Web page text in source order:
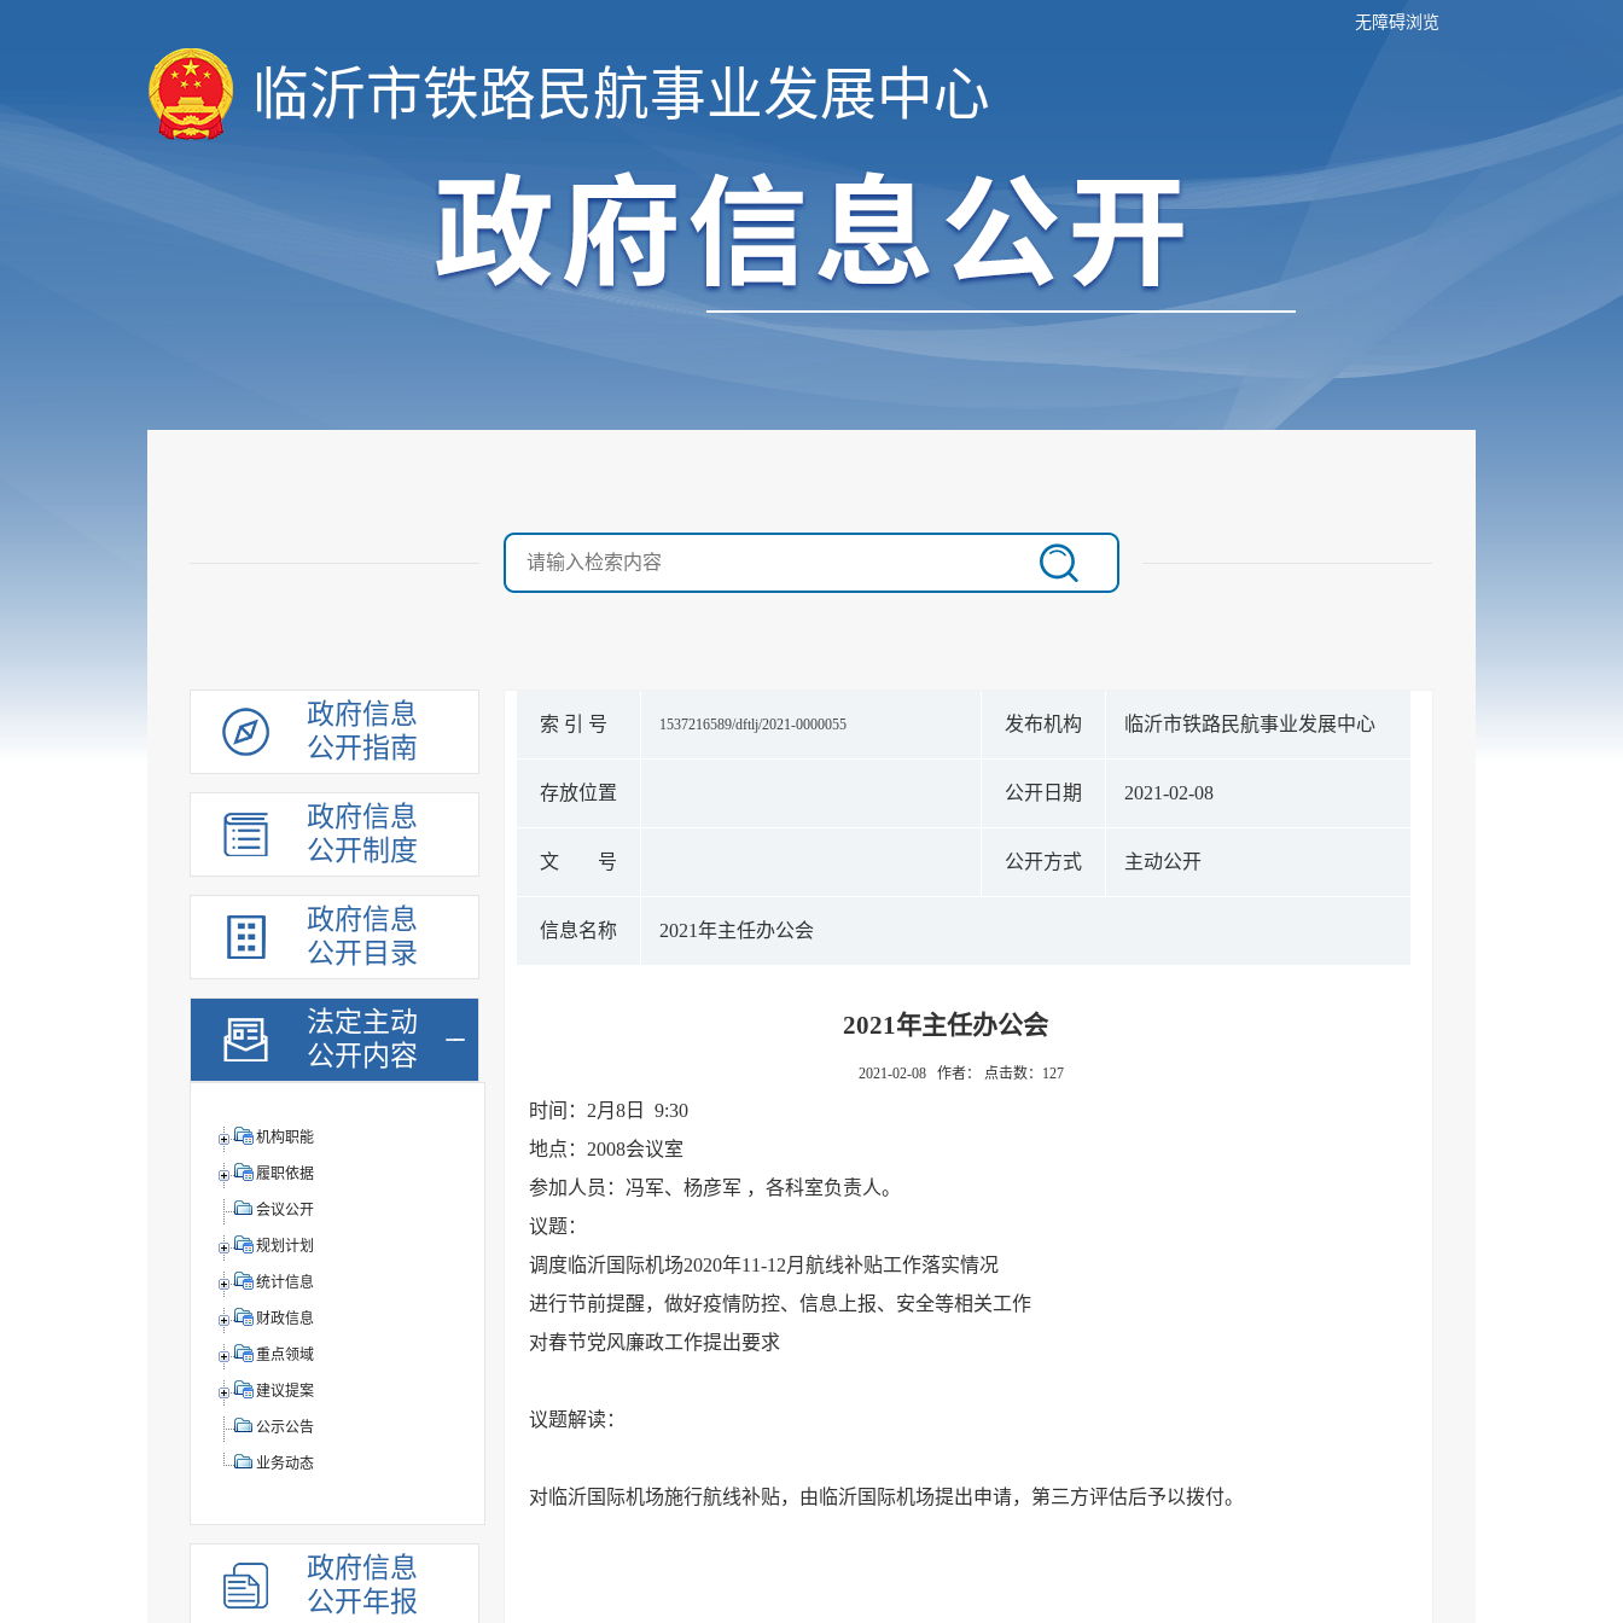
无障碍浏览
临沂市铁路民航事业发展中心
政府信息
公开指南
政府信息
公开制度
政府信息
公开目录
法定主动
公开内容
机构职能
履职依据
会议公开
规划计划
统计信息
财政信息
重点领域
建议提案
公示公告
业务动态
政府信息
公开年报
索 引 号 1537216589/dftlj/2021-0000055 发布机构 临沂市铁路民航事业发展中心
存放位置 公开日期 2021-02-08
文 号 公开方式 主动公开
信息名称 2021年主任办公会
2021年主任办公会
2021-02-08 作者： 点击数： 127
时间：2月8日 9:30
地点：2008会议室
参加人员：冯军、杨彦军 ，各科室负责人。
议题：
调度临沂国际机场2020年11-12月航线补贴工作落实情况
进行节前提醒，做好疫情防控、信息上报、安全等相关工作
对春节党风廉政工作提出要求
议题解读：
对临沂国际机场施行航线补贴，由临沂国际机场提出申请，第三方评估后予以拨付。